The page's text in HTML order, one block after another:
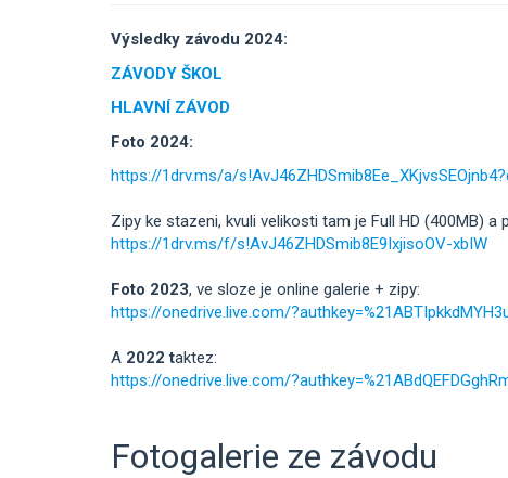
Výsledky závodu 2024:
ZÁVODY ŠKOL
HLAVNÍ ZÁVOD
Foto 2024:
https://1drv.ms/a/
Zipy ke stazeni, kvuli velikosti tam je Full HD (400MB)
https://1drv.ms/f/s!AvJ46ZHDSmib8E9IxjisoOV-xbIW
Foto 2023, ve sloze je online galerie + zipy:
https://onedrive.live.com/
A 2022 taktez:
https://onedrive.live.com/
Fotogalerie ze závodu